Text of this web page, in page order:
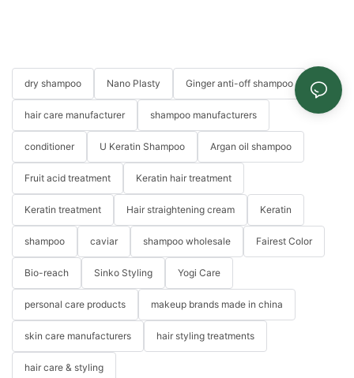
dry shampoo Nano Plasty Ginger anti-off shampoo
hair care manufacturer shampoo manufacturers
conditioner U Keratin Shampoo Argan oil shampoo
Fruit acid treatment Keratin hair treatment
Keratin treatment Hair straightening cream Keratin
shampoo caviar shampoo wholesale Fairest Color
Bio-reach Sinko Styling Yogi Care
personal care products makeup brands made in china
skin care manufacturers hair styling treatments
hair care & styling